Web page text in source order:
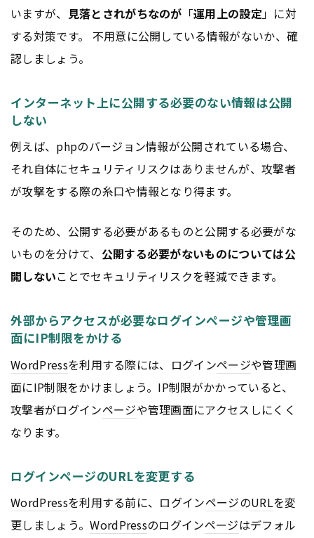
いますが、 見落とされがちなのが 「運用上の設定」に対
する対策です。 不用意に公開している情報がないか、確
認しましょう。
インターネット上に公開する必要のない情報は公開
しない
例えば、phpのバージョン情報が公開されている場合、
それ自体にセキュリティリスクはありませんが、攻撃者
が攻撃をする際の糸口や情報となり得ます。
そのため、公開する必要があるものと公開する必要がな
いものを分けて、 公開する必要がないものについては公
開しないことでセキュリティリスクを軽減できます。
外部からアクセスが必要なログインページや管理画
面にIP制限をかける
WordPressを利用する際には、ログインページや管理画
面にIP制限をかけましょう。IP制限がかかっていると、
攻撃者がログインページや管理画面にアクセスしにくく
なります。
ログインページのURLを変更する
WordPressを利用する前に、ログインページのURLを変
更しましょう。WordPressのログインページはデフォル